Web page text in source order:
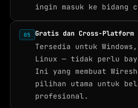
ingin masuk ke bidang
05 Gratis dan Cross-Platform
Tersedia untuk Windows,
Linux — tidak perlu
Ini yang membuat
pilihan utama untuk
profesional.